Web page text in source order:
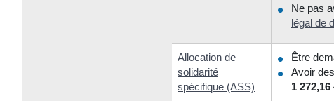
Ne pas
légal de
Allocation de
solidarité
spécifique (ASS)
Être
Avoir
1 272,16